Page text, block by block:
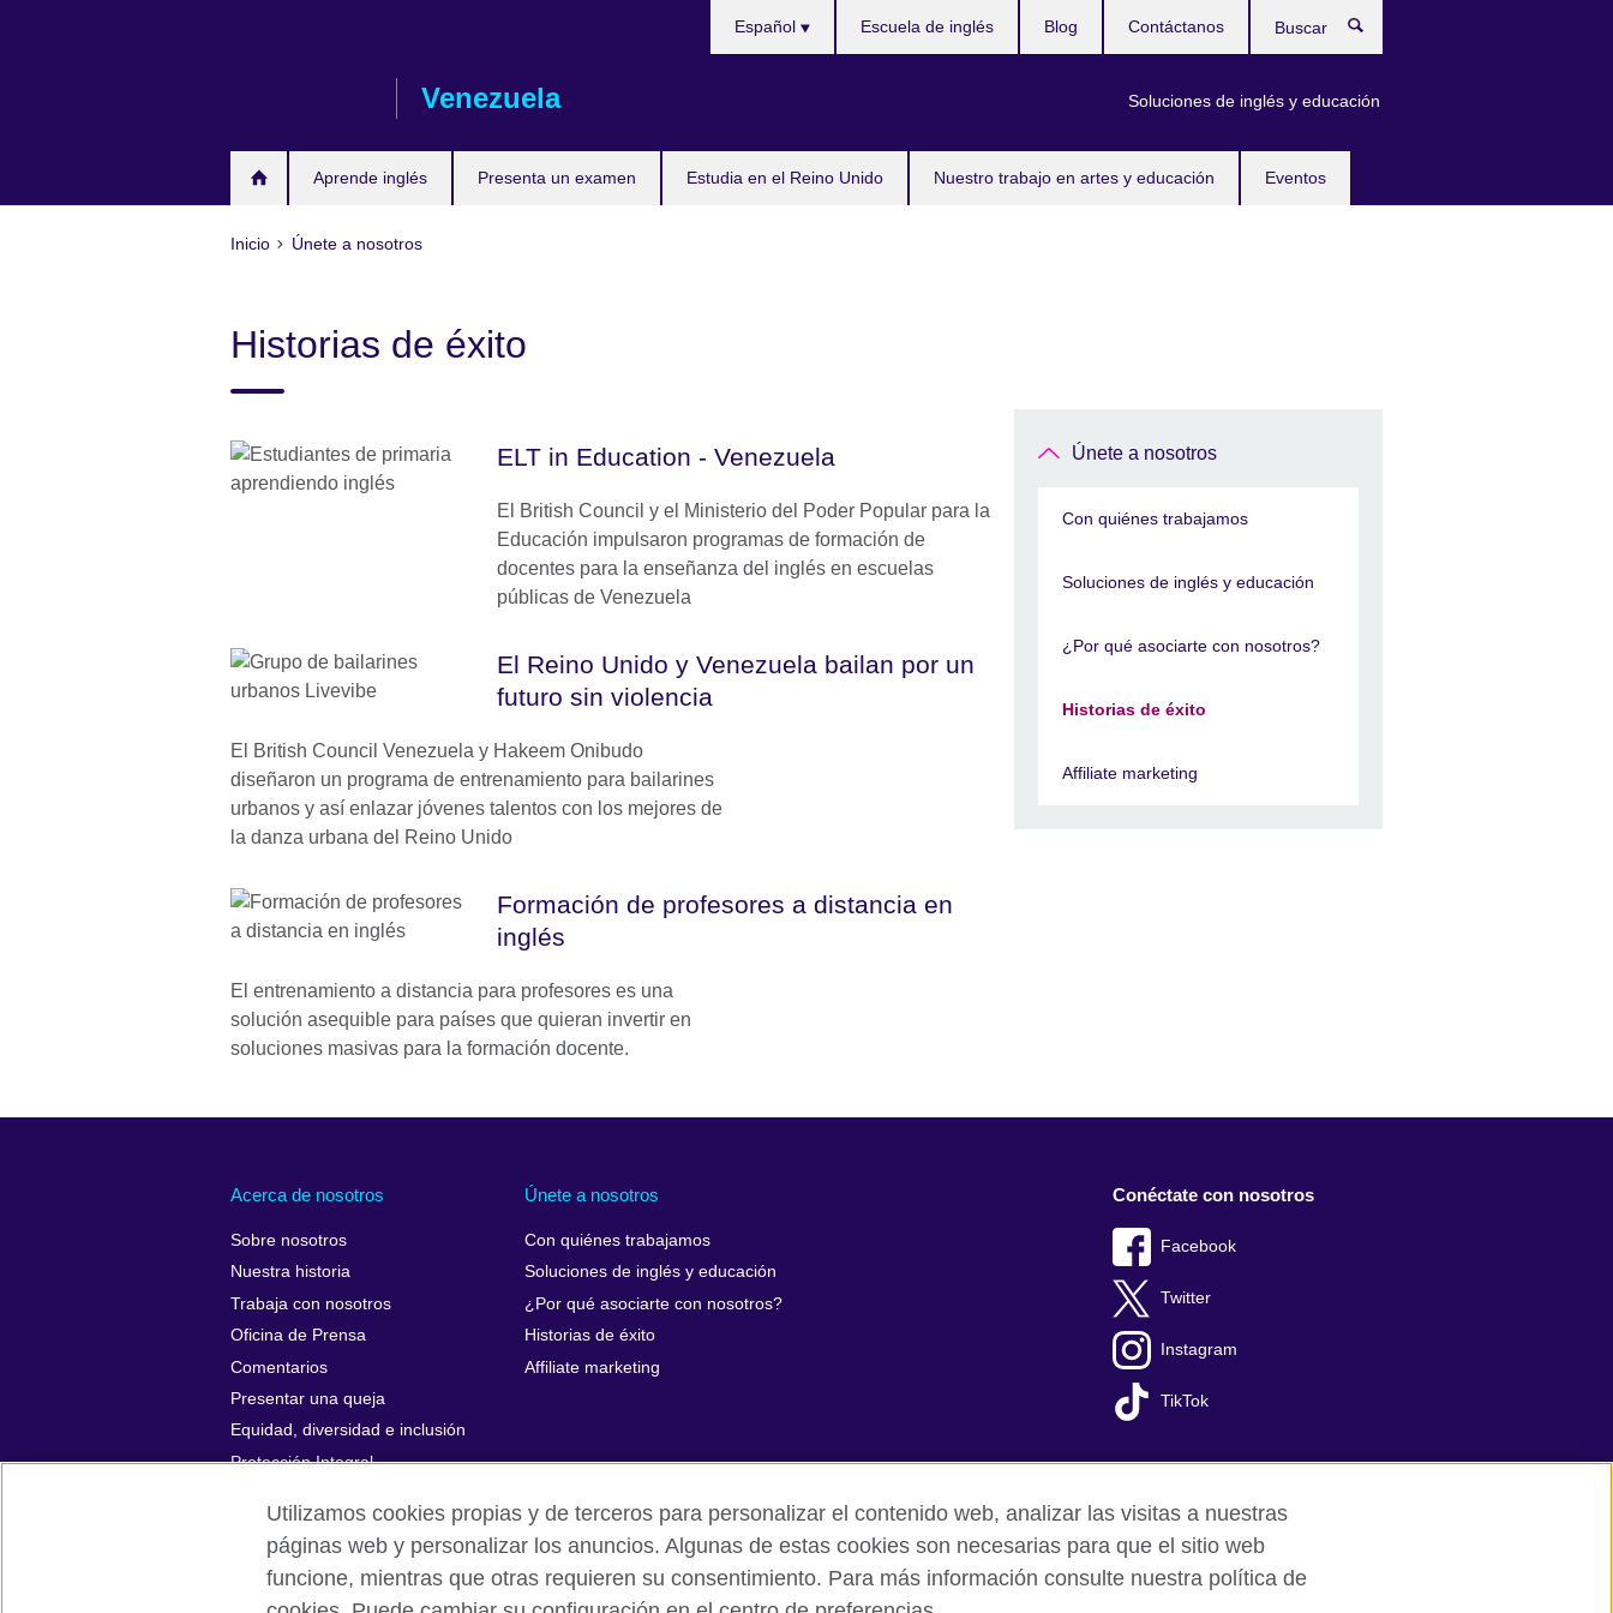
Venezuela
Aprende inglés Presenta un examen Estudia en el Reino Unido Nuestro trabajo en artes y educación Eventos
Español
Soluciones de inglés y educación
Escuela de inglés Blog Contáctanos
Inicio Únete a nosotros
Historias de éxito
ELT in Education - Venezuela
El British Council y el Ministerio del Poder Popular para la
Educación impulsaron programas de formación de
docentes para la enseñanza del inglés en escuelas
públicas de Venezuela
El Reino Unido y Venezuela bailan por un
futuro sin violencia
El British Council Venezuela y Hakeem Onibudo
diseñaron un programa de entrenamiento para bailarines
urbanos y así enlazar jóvenes talentos con los mejores de
la danza urbana del Reino Unido
Formación de profesores a distancia en
inglés
El entrenamiento a distancia para profesores es una
solución asequible para países que quieran invertir en
soluciones masivas para la formación docente.
Únete a nosotros
Con quiénes trabajamos
Soluciones de inglés y educación
¿Por qué asociarte con nosotros?
Historias de éxito
Affiliate marketing
Acerca de nosotros
Sobre nosotros
Nuestra historia
Trabaja con nosotros
Oficina de Prensa
Comentarios
Presentar una queja
Equidad, diversidad e inclusión
Protección Integral
Únete a nosotros
Con quiénes trabajamos
Soluciones de inglés y educación
¿Por qué asociarte con nosotros?
Historias de éxito
Affiliate marketing
Conéctate con nosotros
Facebook
Twitter
Instagram
TikTok
British Council global Políticas de privacidad y condiciones de uso Cookies Mapa del sitio
Utilizamos cookies propias y de terceros para personalizar el contenido web, analizar las visitas a nuestras
páginas web y personalizar los anuncios. Algunas de estas cookies son necesarias para que el sitio web
funcione, mientras que otras requieren su consentimiento. Para más información consulte nuestra política de